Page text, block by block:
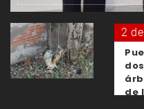
2
de